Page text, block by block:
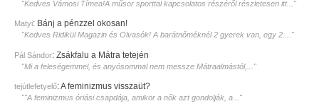
"Kedves Vámosi Tímea!A műsor sporttal kapcsolatos részéről részletesen itt..."
Matyi: Bánj a pénzzel okosan!
"Kedves Ridikül Magazin és Olvasók! A barátnőméknél 2 gyerek van, egy 2...."
Pál Sándor: Zsákfalu a Mátra tetején
"Mi a feleségemmel, és anyósommal nem messze Mátraalmástól,..."
tejútlefetyelő:A feminizmus visszaüt?
""A feminizmus óriási csapdája, amikor a nők azt gondolják, a..."